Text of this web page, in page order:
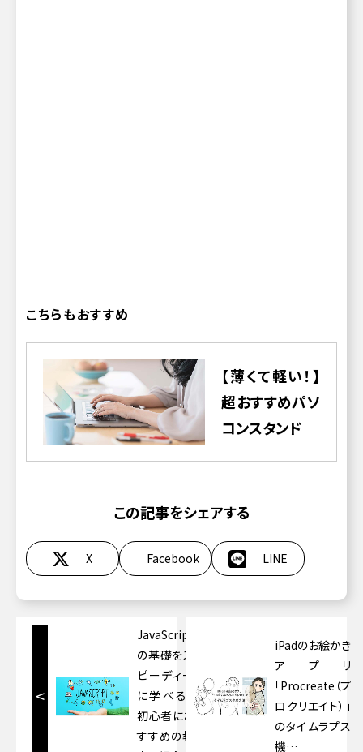
こちらもおすすめ
【薄くて軽い！】
超おすすめパソ
コンスタンド
この記事をシェアする
X Facebook LINE
<
JavaScript
の基礎をス
ピーディー
に学べる！
初心者にお
すすめの教
iPadのお絵かき
アプリ
「Procreate（プ
ロクリエイト）」
のタイムラプス
機…